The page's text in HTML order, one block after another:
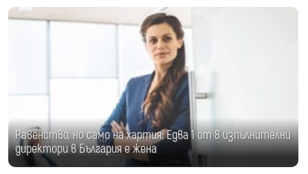
Равенство, но само на хартия: Едва 1 от 8 изпълнителни
директори в България е жена